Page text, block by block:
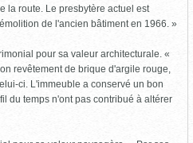
la route. Le presbytère actuel est
de l'ancien bâtiment en 1966. »
pour sa valeur architecturale. «
revêtement de brique d'argile rouge,
ci. L'immeuble a conservé un bon
du temps n'ont pas contribué à altérer